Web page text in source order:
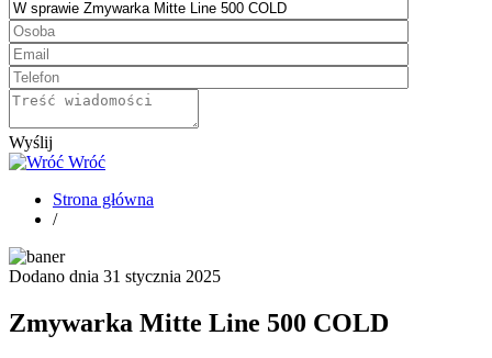
Wyślij
Wróć
Strona główna
/
Dodano dnia 31 stycznia 2025
Zmywarka Mitte Line 500 COLD